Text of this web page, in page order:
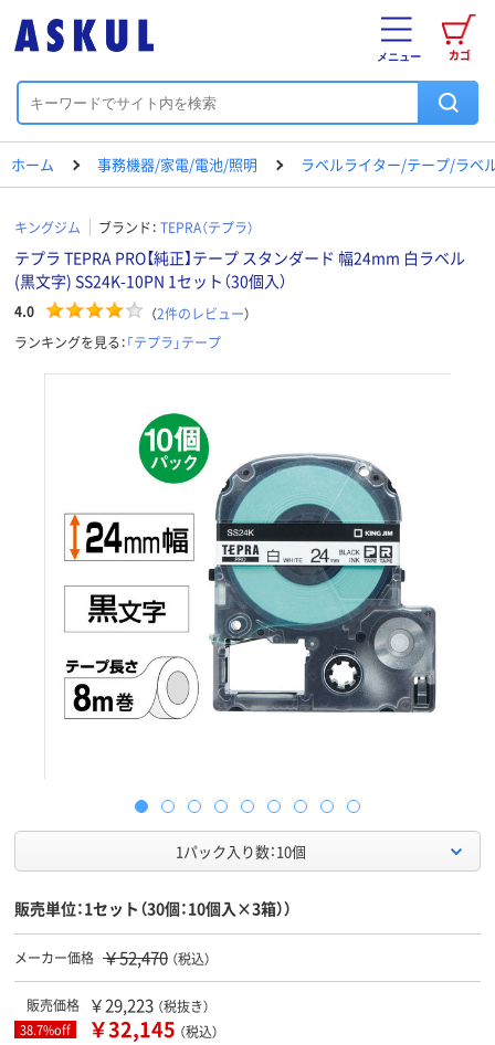
カゴ
メニュー
ホーム 事務機器/家電/電池/照明 ラベルライター/テープ/ラベ
キングジム ブランド： TEPRA（テプラ）
テプラ TEPRA PRO【純正】テープ スタンダード 幅24mm 白ラベル
(黒文字) SS24K-10PN 1セット（30個入）
4.0 （2件のレビュー）
ランキングを見る：「テプラ」テープ
1パック入り数：10個
販売単位：1セット（30個：10個入×3箱））
メーカー価格 ￥52,470 （税込）
販売価格 ￥29,223 （税抜き）
38.7%off ￥32,145 （税込）